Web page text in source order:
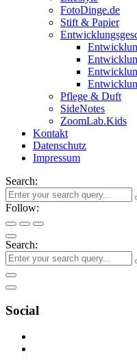
FotoDinge.de
Stift & Papier
Pflege & Duft
SideNotes
ZoomLab.Kids
Kontakt
Datenschutz
Impressum
Search:
Follow:
Search:
Social